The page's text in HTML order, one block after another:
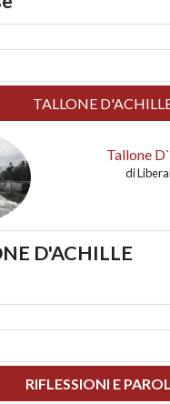
TALLONE
Tallone
di
D'ACHILLE
RIFLESSIONI E